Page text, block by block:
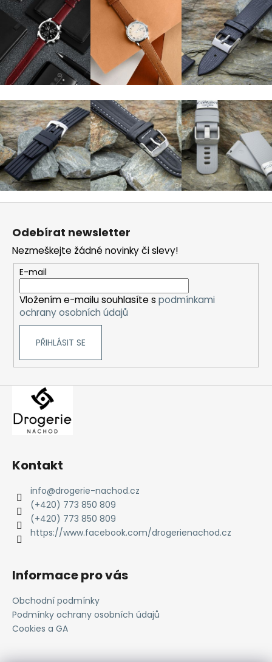
Odebírat newsletter
Nezmeškejte žádné novinky či slevy!
E-mail
Vložením e-mailu souhlasíte s podmínkami
ochrany osobních údajů
PŘIHLÁSIT SE
Kontakt
info@drogerie-nachod.cz
(+420) 773 850 809
(+420) 773 850 809
https://www.facebook.com/drogerienachod.cz
Informace pro vás
Obchodní podmínky
Podmínky ochrany osobních údajů
Cookies a GA